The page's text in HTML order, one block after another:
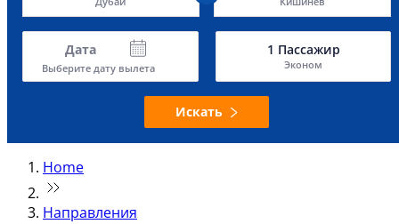
Дата
Выберите дату вылета
1 Пассажир
Эконом
Искать
Home
Направления